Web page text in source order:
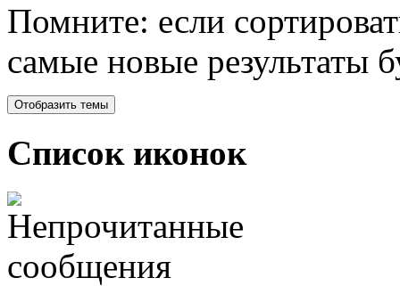
Помните: если
самые новые результаты
Список иконок